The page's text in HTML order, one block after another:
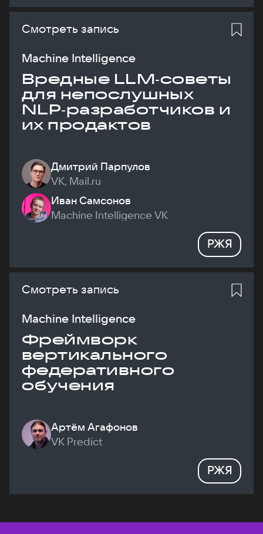
Смотреть запись
Machine Intelligence
Вредные LLM‑советы
для непослушных
NLP‑разработчиков и
их продактов
Дмитрий Парпулов
VK, Mail.ru
Иван Самсонов
Machine Intelligence VK
РЖЯ
Смотреть запись
Machine Intelligence
Фреймворк
вертикального
федеративного
обучения
Артём Агафонов
VK Predict
РЖЯ